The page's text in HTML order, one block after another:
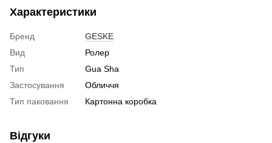
Характеристики
Бренд
GESKE
Вид
Ролер
Тип
Gua Sha
Застосування
Обличчя
Тип паковання
Картонна коробка
Відгуки